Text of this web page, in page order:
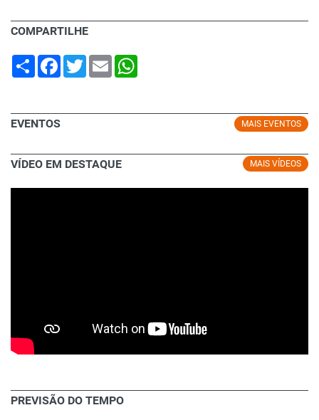
COMPARTILHE
Share Facebook
TwitterEmail
MAIS EVENTOS
EVENTOS
MAIS VÍDEOS
VÍDEO EM DESTAQUE
PREVISÃO DO TEMPO